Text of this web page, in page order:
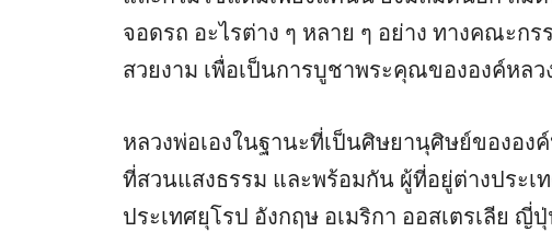
จอดรถ อะไรต่าง ๆ หลาย ๆ อย่าง ทางคณะก
สวยงาม เพื่อเป็นการบูชาพระคุณขององค์หลว
หลวงพ่อเองในฐานะที่เป็นศิษยานุศิษย์ขององ
ที่สวนแสงธรรม และพร้อมกัน ผู้ที่อยู่ต่างประเ
ประเทศยุโรป อังกฤษ อเมริกา ออสเตรเลีย